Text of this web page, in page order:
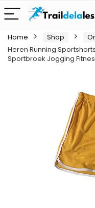
Home Shop
Heren Running
Sportbroek Jogging